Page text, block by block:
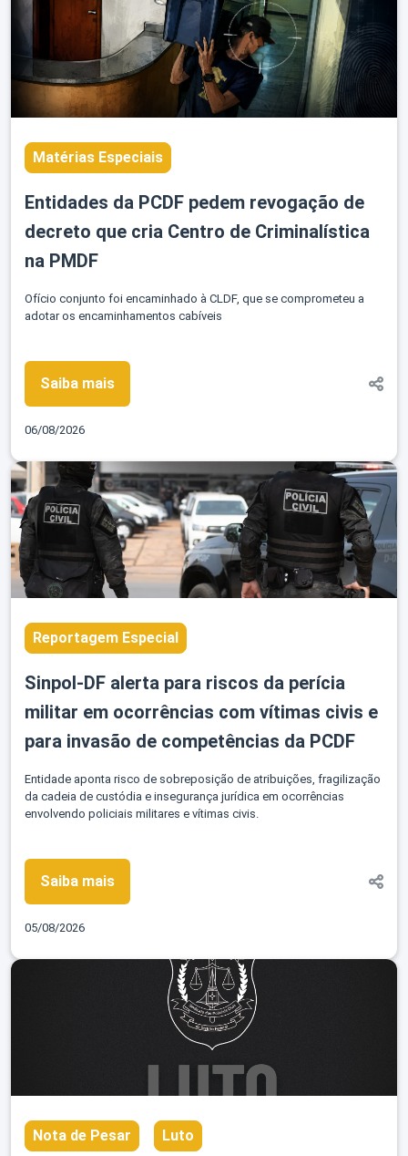
Matérias Especiais
Entidades da PCDF pedem revogação de
decreto que cria Centro de Criminalística
na PMDF
Ofício conjunto foi encaminhado à CLDF, que se comprometeu a
adotar os encaminhamentos cabíveis
Saiba mais
06/08/2026
Reportagem Especial
Sinpol-DF alerta para riscos da perícia
militar em ocorrências com vítimas civis e
para invasão de competências da PCDF
Entidade aponta risco de sobreposição de atribuições, fragilização
da cadeia de custódia e insegurança jurídica em ocorrências
envolvendo policiais militares e vítimas civis.
Saiba mais
05/08/2026
Nota de Pesar Luto